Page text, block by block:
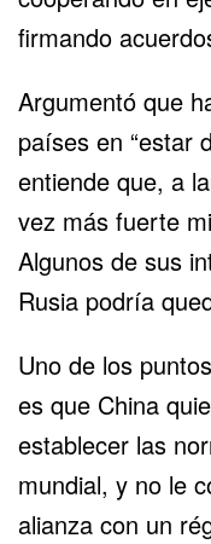
firmando
Argumentó que
países en “estar
entiende que, a
vez más fuerte
Algunos de sus
Rusia podría
Uno de los
es que China
establecer las
mundial, y no le
alianza con un